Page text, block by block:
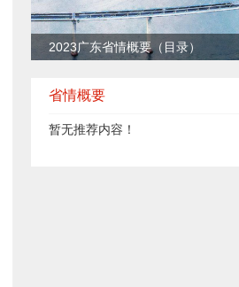
​2023广东省情概要（目录）
省情概要
暂无推荐内容！